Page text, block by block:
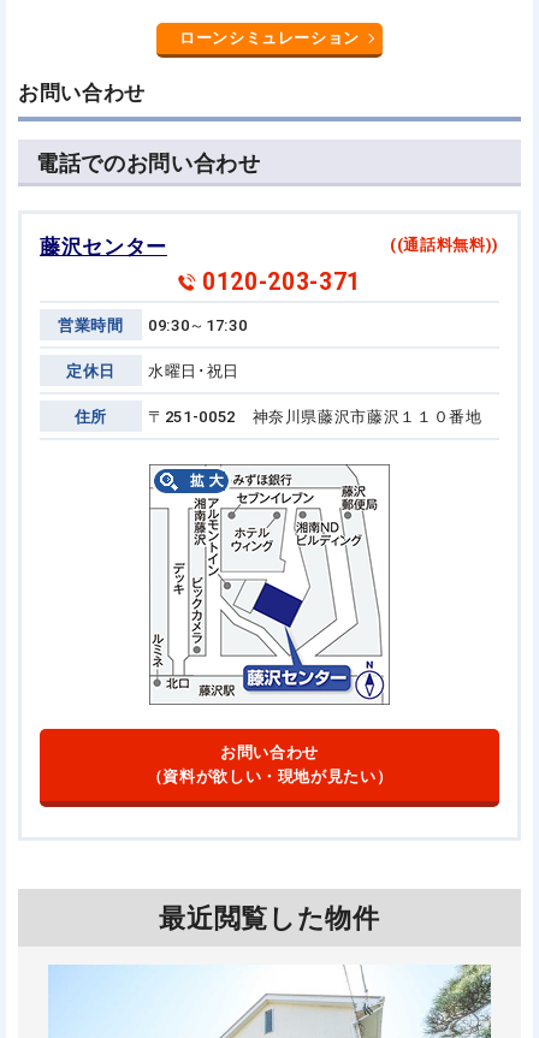
ローンシミュレーション
お問い合わせ
電話でのお問い合わせ
藤沢センター ((通話料無料))
0120-203-371
営業時間 09:30～17:30
定休日 水曜日･祝日
住所 〒251-0052 神奈川県藤沢市藤沢１１０番地
お問い合わせ
（資料が欲しい・現地が見たい）
最近閲覧した物件